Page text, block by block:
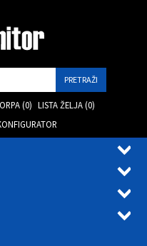
(0) LISTA ŽELJA (0)